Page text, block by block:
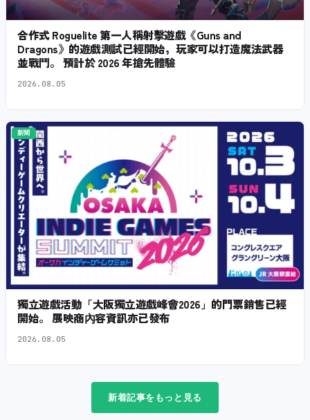
合作式 Roguelite 第一人稱射擊遊戲《Guns and
Dragons》的遊戲測試已經開始，玩家可以打造魔法武器
並戰鬥。 預計於 2026 年搶先體驗
2026.08.05
新聞
獨立遊戲活動「大阪獨立遊戲峰會2026」的門票銷售已經
開始。 展映商內容資訊亦已發布
2026.08.05
新着記事をもっと見る